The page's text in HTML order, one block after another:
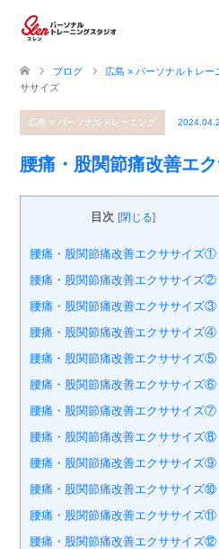
ブログ 広島 × パーソナルトレー
ササイズ
広島 × パーソナルトレーニング
腰痛・股関節痛改善エ
目次 [閉じる]
腰痛・股関節痛改善エクササイズ①
腰痛・股関節痛改善エクササイズ②
腰痛・股関節痛改善エクササイズ③
腰痛・股関節痛改善エクササイズ④
腰痛・股関節痛改善エクササイズ⑤
腰痛・股関節痛改善エクササイズ⑥
腰痛・股関節痛改善エクササイズ⑦
腰痛・股関節痛改善エクササイズ⑧
腰痛・股関節痛改善エクササイズ⑨
腰痛・股関節痛改善エクササイズ⑩
腰痛・股関節痛改善エクササイズ⑪
腰痛・股関節痛改善エクササイズ⑫